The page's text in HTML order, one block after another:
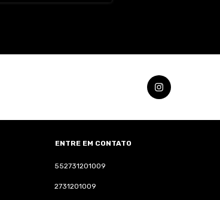
ENTRE EM CONTATO
552731201009
2731201009